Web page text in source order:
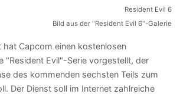
Bild aus der "Resident Evil 6"-Galerie
hat Capcom einen kostenlosen
"Resident Evil"-Serie vorgestellt, der
des kommenden sechsten Teils zum
Der Dienst soll im Internet zahlreiche